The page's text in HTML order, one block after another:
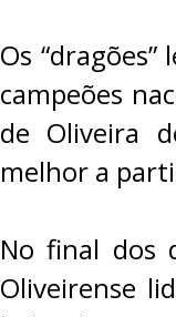
Os
campeões
de Oliveira
melhor a
No final dos
Oliveirense